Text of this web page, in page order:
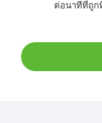
ต่อนาทีที่ถูก